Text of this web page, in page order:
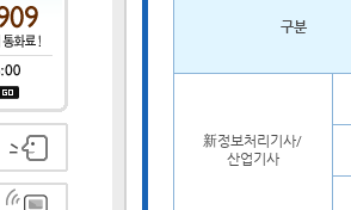
구분
新정보처리기사/
산업기사